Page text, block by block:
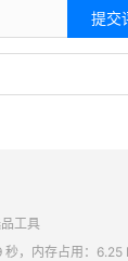
提交
工具
，内存占用：6.25